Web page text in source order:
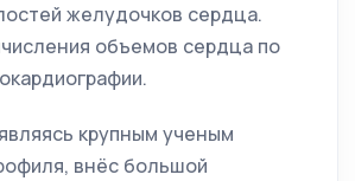
желудочков сердца.
объемов сердца по
крупным ученым
внёс большой